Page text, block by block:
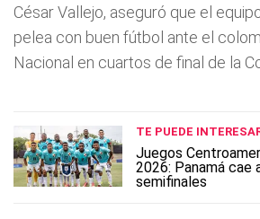
César Vallejo, aseguró que el
pelea con buen fútbol ante el
Nacional en cuartos de final de la
TE PUEDE
Juegos
2026: Panamá cae
semifinales